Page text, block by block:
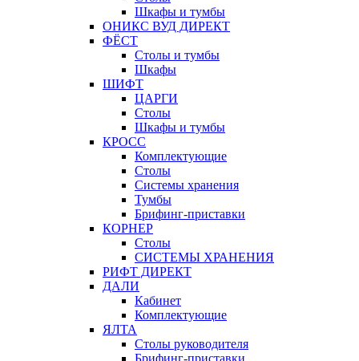
Шкафы и тумбы
ОНИКС ВУД ДИРЕКТ
ФЁСТ
Столы и тумбы
Шкафы
ШИФТ
ЦАРГИ
Столы
Шкафы и тумбы
КРОСС
Комплектующие
Столы
Системы хранения
Тумбы
Брифинг-приставки
КОРНЕР
Столы
СИСТЕМЫ ХРАНЕНИЯ
РИФТ ДИРЕКТ
ДАЛИ
Кабинет
Комплектующие
ЯЛТА
Столы руководителя